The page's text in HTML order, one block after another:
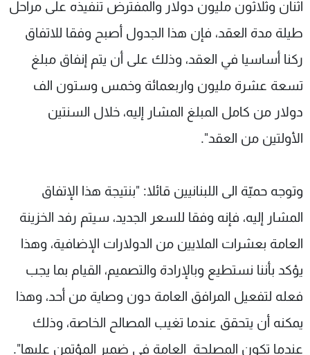
اثنان وثلاثون مليون دولار والمفترض تنفيذه على مراحل
طيلة مدة العقد، فإن هذا الجدول أصبح وفقا للاتفاق
ركنا أساسيا في العقد، وذلك على أن يتم إنفاق مبلغ
تسعة عشرة مليون واربعمائة وخمس وستون الف
دولار من كامل المبلغ المشار إليه، خلال السنتين
الأولتين من العقد".
وتوجه حميّة الى اللبنانيين قائلا: "بنتيجة هذا الإتفاق
المشار إليه، فإنه وفقا للسعر الجديد، سيتم رفد الخزينة
العامة بعشرات الملايين من الدولارات الإضافية، وهذا
يؤكد بأننا نستطيع وبالإرادة والتصميم، القيام بما يجب
فعله لتفعيل المرافق العامة دون وصاية من أحد، وهذا
يمكنه أن يتحقق عندما تغيب المصالح الخاصة، وذلك
عندما تكون المصلحة العامة في ضمير المؤتمن عليها".